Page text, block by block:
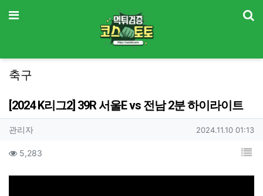
메뉴
축구
[2024 K리그2] 39R 서울E vs 전남 2분 하이라이트
작성자 정보
관리자작성 작성일
2024.11.10 01:13
컨텐츠 정보
5,283 목